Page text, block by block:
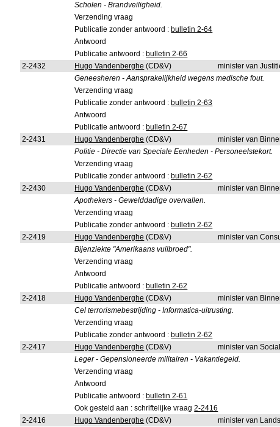
Scholen - Brandveiligheid.
Verzending vraag
Publicatie zonder antwoord : bulletin 2-64
Antwoord
Publicatie antwoord : bulletin 2-66
2-2432
Hugo Vandenberghe (CD&V)
minister van
Geneesheren - Aansprakelijkheid wegens medische fout.
Verzending vraag
Publicatie zonder antwoord : bulletin 2-63
Antwoord
Publicatie antwoord : bulletin 2-67
2-2431
Hugo Vandenberghe (CD&V)
minister van
Politie - Directie van Speciale Eenheden - Personeelstekort.
Verzending vraag
Publicatie zonder antwoord : bulletin 2-62
2-2430
Hugo Vandenberghe (CD&V)
minister van
Apothekers - Gewelddadige overvallen.
Verzending vraag
Publicatie zonder antwoord : bulletin 2-62
2-2419
Hugo Vandenberghe (CD&V)
minister van
Bijenziekte "Amerikaans vuilbroed".
Verzending vraag
Antwoord
Publicatie antwoord : bulletin 2-62
2-2418
Hugo Vandenberghe (CD&V)
minister van
Cel terrorismebestrijding - Informatica-uitrusting.
Verzending vraag
Publicatie zonder antwoord : bulletin 2-62
2-2417
Hugo Vandenberghe (CD&V)
minister van
Leger - Gepensioneerde militairen - Vakantiegeld.
Verzending vraag
Antwoord
Publicatie antwoord : bulletin 2-61
Ook gesteld aan : schriftelijke vraag2-2416
2-2416
Hugo Vandenberghe (CD&V)
minister van